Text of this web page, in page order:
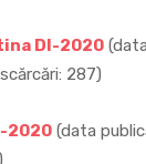
DI-2020
287)
2020 (data